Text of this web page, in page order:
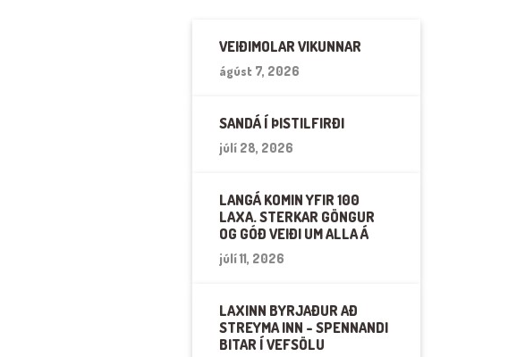
VEIÐIMOLAR VIKUNNAR
ágúst 7, 2026
SANDÁ Í ÞISTILFIRÐI
júlí 28, 2026
LANGÁ KOMIN YFIR 100
LAXA. STERKAR GÖNGUR
OG GÓÐ VEIÐI UM ALLA Á
júlí 11, 2026
LAXINN BYRJAÐUR AÐ
STREYMA INN - SPENNANDI
BITAR Í VEFSÖLU